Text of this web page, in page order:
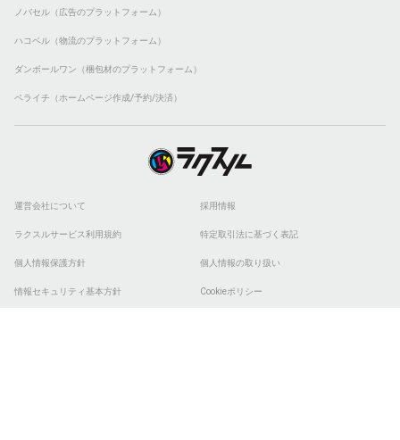
ノバセル（広告のプラットフォーム）
ハコベル（物流のプラットフォーム）
ダンボールワン（梱包材のプラットフォーム）
ペライチ（ホームページ作成/予約/決済）
運営会社について 採用情報
ラクスルサービス利用規約 特定取引法に基づく表記
個人情報保護方針 個人情報の取り扱い
情報セキュリティ基本方針 Cookieポリシー